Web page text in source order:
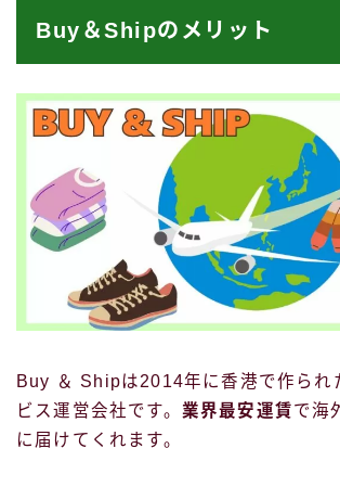
Buy＆Shipのメリット
Buy ＆ Shipは2014年に香港で作られ
ビス運営会社です。 業界最安運賃で海
に届けてくれます。